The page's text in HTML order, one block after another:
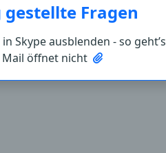
Fragen
Skype ausblenden - so geht’s
öffnet nicht